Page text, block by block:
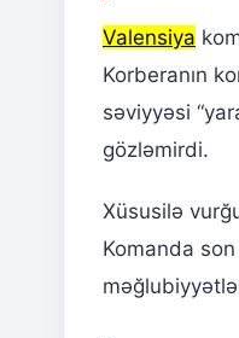
Valensiya
Korberanın
səviyyəsi
gözləmirdi.
Xüsusilə
Komanda